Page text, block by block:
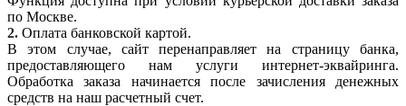
по Москве.
2. Оплата банковской картой.
В этом случае, сайт перенаправляет на страницу банка,
предоставляющего нам услуги интернет-эквайринга.
Обработка заказа начинается после зачисления денежных
средств на наш расчетный счет.